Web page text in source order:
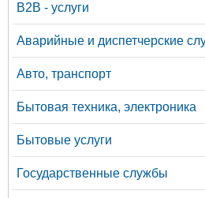
B2B - услуги
Аварийные и диспетчерские
Авто, транспорт
Бытовая техника, электроника
Бытовые услуги
Государственные службы